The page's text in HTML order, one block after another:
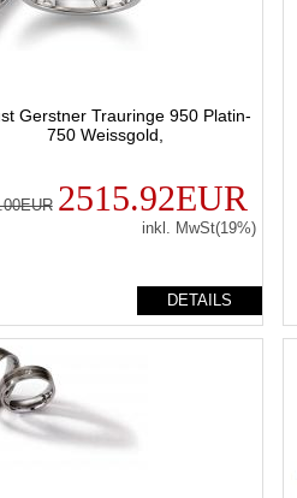
Gerstner Trauringe 950 Platin-
750 Weissgold,
2515.92EUR
inkl. MwSt(19%)
DETAILS